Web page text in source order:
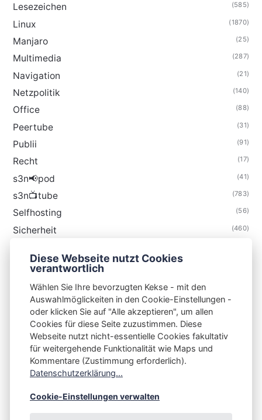
Lesezeichen (585)
Linux (1870)
Manjaro (25)
Multimedia (287)
Navigation (21)
Netzpolitik (140)
Office (88)
Peertube (31)
Publii (91)
Recht (17)
s3n📢pod (41)
s3n📺tube (783)
Selfhosting (56)
Sicherheit (460)
Thunderbird
S3N🧩NET
Integrating Open-Source Blog Network (iOSBN)
Impressum
Kontakt
Diese Webseite nutzt Cookies
verantwortlich
Wählen Sie Ihre bevorzugten Kekse - mit den
Auswahlmöglickeiten in den Cookie-Einstellungen -
oder klicken Sie auf "Alle akzeptieren", um allen
Cookies für diese Seite zuzustimmen. Diese
Webseite nutzt nicht-essentielle Cookies fakultativ
für weitergehende Funktionalität wie Maps und
Kommentare (Zustimmung erforderlich).
Datenschutzerklärung...
Cookie-Einstellungen verwalten